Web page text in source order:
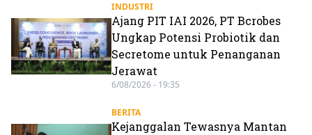
INDUSTRI
Ajang PIT IAI 2026, PT Bcrobes
Ungkap Potensi Probiotik dan
Secretome untuk Penanganan
Jerawat
6/08/2026 - 19:35
BERITA
Kejanggalan Tewasnya Mantan